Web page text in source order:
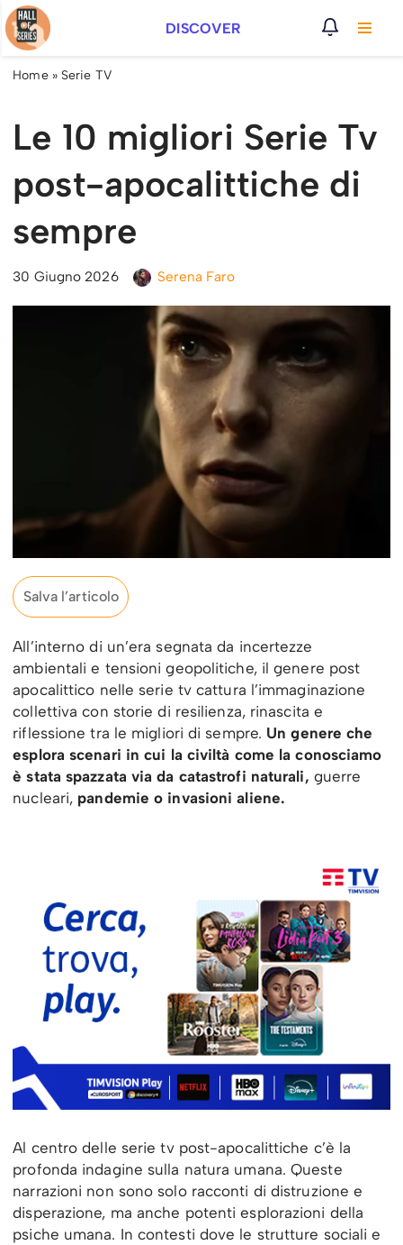
Vai
al
DISCOVER
Home» Serie TV
Le 10 migliori Serie Tv
post-apocalittiche di
sempre
30 Giugno 2026 Serena Faro
Salva l’articolo
All’interno di un’era segnata da incertezze
ambientali e tensioni geopolitiche, il genere post
apocalittico nelle serie tv cattura l’immaginazione
collettiva con storie di resilienza, rinascita e
riflessione tra le migliori di sempre. Un genere che
esplora scenari in cui la civiltà come la conosciamo
è stata spazzata via da catastrofi naturali, guerre
nucleari, pandemie o invasioni aliene.
Al centro delle serie tv post-apocalittiche c’è la
profonda indagine sulla natura umana. Queste
narrazioni non sono solo racconti di distruzione e
disperazione, ma anche potenti esplorazioni della
psiche umana. In contesti dove le strutture sociali e